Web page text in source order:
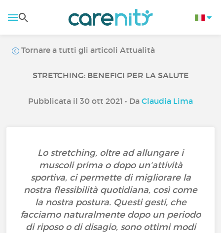
Tornare a tutti gli articoli Attualità
STRETCHING: BENEFICI PER LA SALUTE
Pubblicata il 30 ott 2021 • Da Claudia Lima
Lo stretching, oltre ad allungare i
muscoli prima o dopo un'attività
sportiva, ci permette di migliorare la
nostra flessibilità quotidiana, così come
la nostra postura. Questi gesti, che
facciamo naturalmente dopo un periodo
di riposo o di disagio, sono ottimi modi